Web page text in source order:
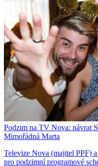
Podzim na TV Nova: návrat
Mimořádná Marta
Televize Nova (majitel PPF)
pro podzimní programové